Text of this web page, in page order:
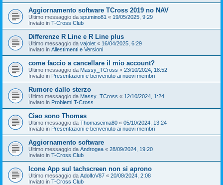
Aggiornamento software TCross 2019 no NAV
Ultimo messaggio da spumino81 « 19/05/2025, 9:29
Inviato in T-Cross Club
Differenze R Line e R Line plus
Ultimo messaggio da vajolet « 16/04/2025, 6:29
Inviato in Allestimenti e Versioni
come faccio a cancellare il mio account?
Ultimo messaggio da Massy_TCross « 23/10/2024, 18:52
Inviato in Presentazioni e benvenuto ai nuovi membri
Rumore dallo sterzo
Ultimo messaggio da Massy_TCross « 12/10/2024, 1:24
Inviato in Problemi T-Cross
Ciao sono Thomas
Ultimo messaggio da Thomascima80 « 05/10/2024, 13:24
Inviato in Presentazioni e benvenuto ai nuovi membri
Aggiornamento software
Ultimo messaggio da Androgea « 28/09/2024, 19:20
Inviato in T-Cross Club
Icone App sul tachscreen non si aprono
Ultimo messaggio da AdolfoV87 « 20/08/2024, 2:08
Inviato in T-Cross Club